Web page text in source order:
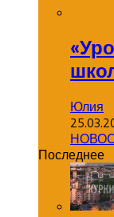
Юлия
Последнее